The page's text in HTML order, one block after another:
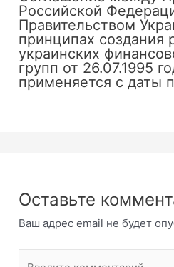
Российской
Правительством
принципах создания
украинских
групп от 26.07.1995
применяется с даты
Оставьте
Ваш адрес email не будет